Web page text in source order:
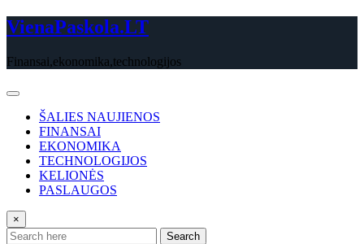
Skip
to
VienaPaskola.LT
Finansai,ekonomika,technologijos
ŠALIES NAUJIENOS
FINANSAI
EKONOMIKA
TECHNOLOGIJOS
KELIONĖS
PASLAUGOS
×
Search